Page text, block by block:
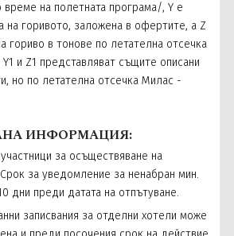
на полетната програма/, Y е
на горивото, заложена в офертите, а Z
гориво в тонове по летателна отсечка
и Z1 представляват същите описани
но по летателна отсечка Милас -
ИНФОРМАЦИЯ:
за осъществяване на
за уведомление за ненабран мин.
дни преди датата на отпътуване.
записвания за отделни хотели може